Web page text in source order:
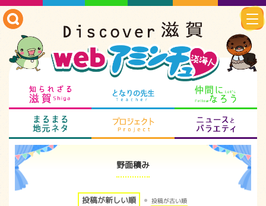
知られざる滋賀 となりの先生
まるまる地元ネタ プロジェクト
野面積み
投稿が新しい順 投稿が古い順